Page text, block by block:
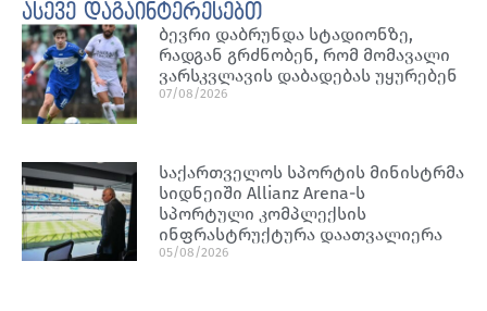
ასევე დაგაინტერესებთ
ბევრი დაბრუნდა სტადიონზე,
რადგან გრძნობენ, რომ მომავალი
ვარსკვლავის დაბადებას უყურებენ
07/08/2026
საქართველოს სპორტის მინისტრმა
სიდნეიში Allianz Arena-ს
სპორტული კომპლექსის
ინფრასტრუქტურა დაათვალიერა
05/08/2026